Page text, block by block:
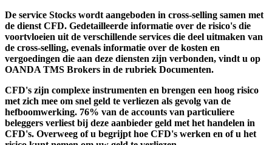
De service Stocks wordt aangeboden in cross-selling samen met
de dienst CFD. Gedetailleerde informatie over de risico's die
voortvloeien uit de verschillende services die deel uitmaken van
de cross-selling, evenals informatie over de kosten en
vergoedingen die aan deze diensten zijn verbonden, vindt u op
OANDA TMS Brokers in de rubriek Documenten.
CFD's zijn complexe instrumenten en brengen een hoog risico
met zich mee om snel geld te verliezen als gevolg van de
hefboomwerking. 76% van de accounts van particuliere
beleggers verliest bij deze aanbieder geld met het handelen in
CFD's. Overweeg of u begrijpt hoe CFD's werken en of u het